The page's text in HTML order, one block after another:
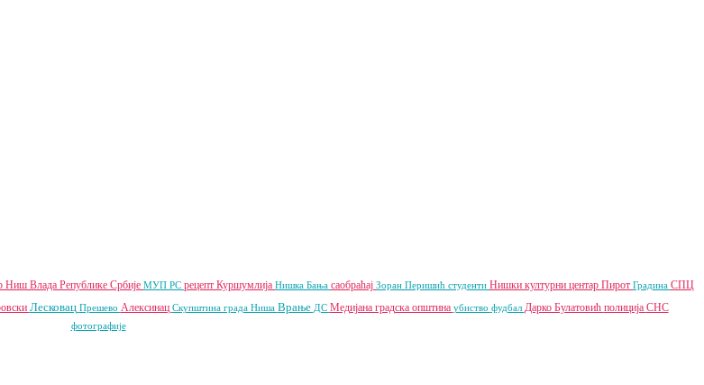
Ниш Влада Републике Србије МУП РС рецепт Куршумлија Нишка Бања саобраћај Зоран Перишић студенти Нишки културни центар Пирот Градина СПЦ
Лесковац Прешево Алексинац Скупштина града Ниша Врање ДС Медијана градска општина убиство фудбал Дарко Булатовић полиција СНС
фотографије